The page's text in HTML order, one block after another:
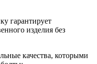
гарантирует
изделия без
качества, которыми